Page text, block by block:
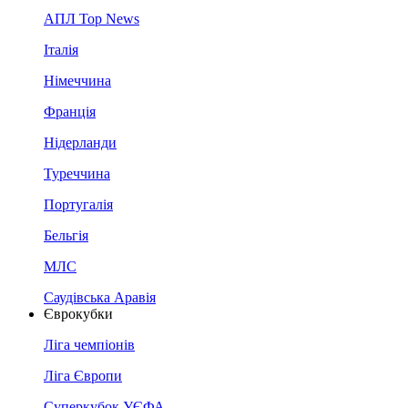
АПЛ Top News
Італія
Німеччина
Франція
Нідерланди
Туреччина
Португалія
Бельгія
МЛС
Саудівська Аравія
Єврокубки
Ліга чемпіонів
Ліга Європи